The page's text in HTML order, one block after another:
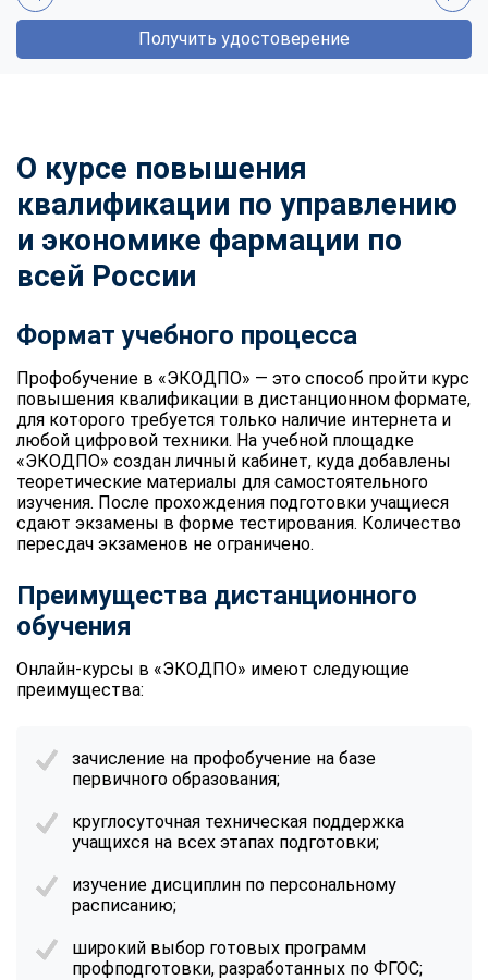
Получить удостоверение
О курсе повышения
квалификации по управлению
и экономике фармации по
всей России
Формат учебного процесса
Профобучение в «ЭКОДПО» — это способ пройти курс
повышения квалификации в дистанционном формате,
для которого требуется только наличие интернета и
любой цифровой техники. На учебной площадке
«ЭКОДПО» создан личный кабинет, куда добавлены
теоретические материалы для самостоятельного
изучения. После прохождения подготовки учащиеся
сдают экзамены в форме тестирования. Количество
пересдач экзаменов не ограничено.
Преимущества дистанционного
обучения
Онлайн-курсы в «ЭКОДПО» имеют следующие
преимущества:
зачисление на профобучение на базе
первичного образования;
круглосуточная техническая поддержка
учащихся на всех этапах подготовки;
изучение дисциплин по персональному
расписанию;
широкий выбор готовых программ
профподготовки, разработанных по ФГОС;